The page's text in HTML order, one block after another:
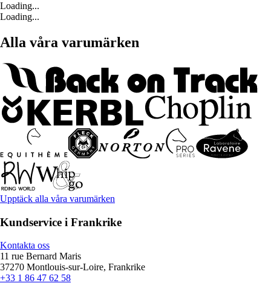
Loading...
Loading...
Alla våra varumärken
Upptäck alla våra varumärken
Kundservice i Frankrike
Kontakta oss
11 rue Bernard Maris
37270 Montlouis-sur-Loire, Frankrike
+33 1 86 47 62 58